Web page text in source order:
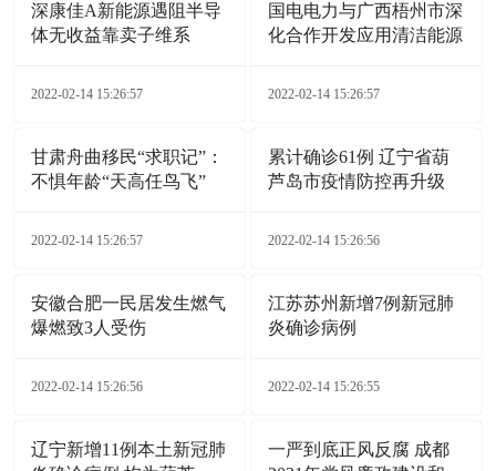
深康佳A新能源遇阻半导
体无收益靠卖子维系
2022-02-14 15:26:57
国电电力与广西梧州市深
化合作开发应用清洁能源
2022-02-14 15:26:57
甘肃舟曲移民“求职记”：
不惧年龄“天高任鸟飞”
2022-02-14 15:26:57
累计确诊61例 辽宁省葫
芦岛市疫情防控再升级
2022-02-14 15:26:56
安徽合肥一民居发生燃气
爆燃致3人受伤
2022-02-14 15:26:56
江苏苏州新增7例新冠肺
炎确诊病例
2022-02-14 15:26:55
辽宁新增11例本土新冠肺
一严到底正风反腐 成都